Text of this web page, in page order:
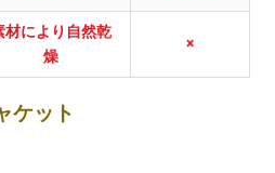
材により自然乾
燥
×
ケット